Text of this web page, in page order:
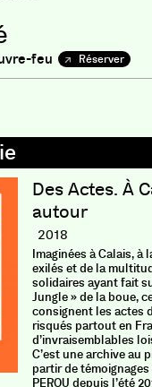
feu Réserver
Des Actes. À
autour
2018
Imaginées à Calais, à
exilés et de la
solidaires ayant fait
Jungle » de la boue,
consignent les actes
risqués partout en
d’invraisemblables
C’est une archive au
partir de
PEROU depuis l’été